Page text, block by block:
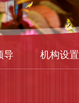
导 机构设置